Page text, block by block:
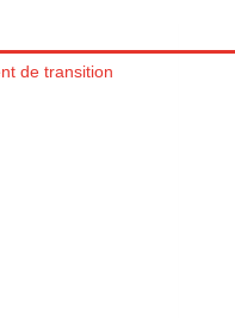
de transition